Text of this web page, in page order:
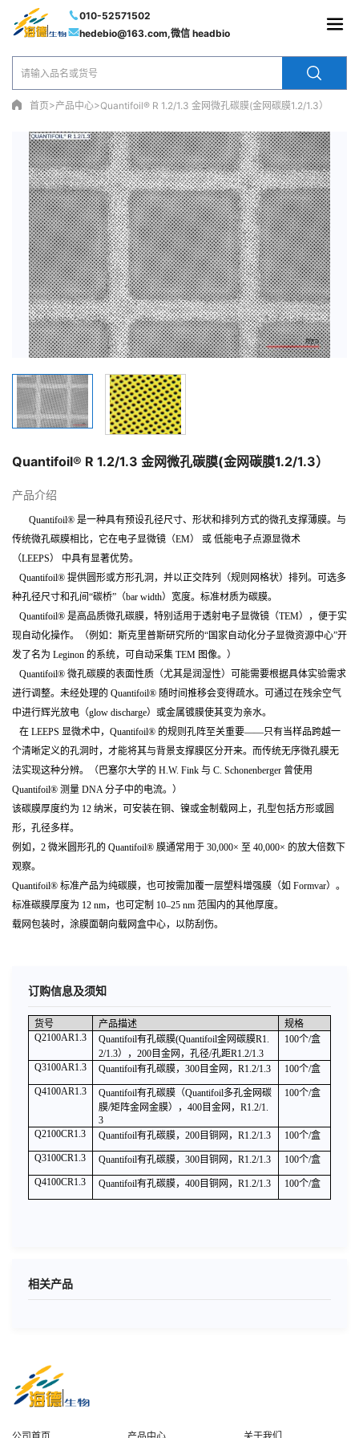
010-52571502
hedebio@163.com,微信 headbio
首页>产品中心>Quantifoil® R 1.2/1.3 金网微孔碳膜(金网碳膜1.2/1.3）
Quantifoil® R 1.2/1.3 金网微孔碳膜(金网碳膜1.2/1.3）
产品介绍
Quantifoil® 是一种具有预设孔径尺寸、形状和排列方式的微孔支撑薄膜。与
传统微孔碳膜相比，它在电子显微镜（EM） 或 低能电子点源显微术
（LEEPS） 中具有显著优势。
Quantifoil® 提供圆形或方形孔洞，并以正交阵列（规则网格状）排列。可选多
种孔径尺寸和孔间“碳桥”（bar width）宽度。标准材质为碳膜。
Quantifoil® 是高品质微孔碳膜，特别适用于透射电子显微镜（TEM），便于实
现自动化操作。（例如：斯克里普斯研究所的“国家自动化分子显微资源中心”开
发了名为 Leginon 的系统，可自动采集 TEM 图像。）
Quantifoil® 微孔碳膜的表面性质（尤其是润湿性）可能需要根据具体实验需求
进行调整。未经处理的 Quantifoil® 随时间推移会变得疏水。可通过在残余空气
中进行辉光放电（glow discharge）或金属镀膜使其变为亲水。
在 LEEPS 显微术中，Quantifoil® 的规则孔阵至关重要——只有当样品跨越一
个清晰定义的孔洞时，才能将其与背景支撑膜区分开来。而传统无序微孔膜无
法实现这种分辨。（巴塞尔大学的 H.W. Fink 与 C. Schonenberger 曾使用
Quantifoil® 测量 DNA 分子中的电流。）
该碳膜厚度约为 12 纳米，可安装在铜、镍或金制载网上，孔型包括方形或圆
形，孔径多样。
例如，2 微米圆形孔的 Quantifoil® 膜通常用于 30,000× 至 40,000× 的放大倍数下
观察。
Quantifoil® 标准产品为纯碳膜，也可按需加覆一层塑料增强膜（如 Formvar）。
标准碳膜厚度为 12 nm，也可定制 10–25 nm 范围内的其他厚度。
载网包装时，涂膜面朝向载网盒中心，以防刮伤。
订购信息及须知
货号 产品描述
规格
Q2100AR1.3
Quantifoil有孔碳膜(Quantifoil金网碳膜R1.
2/1.3），200目金网，孔径/孔距R1.2/1.3
100个/盒
Q3100AR1.3 Quantifoil有孔碳膜，300目金网，R1.2/1.3 100个/盒
Q4100AR1.3
Quantifoil有孔碳膜（Quantifoil多孔金网碳
膜/矩阵金网金膜），400目金网，R1.2/1.
3
100个/盒
Q2100CR1.3 Quantifoil有孔碳膜，200目铜网，R1.2/1.3 100个/盒
Q3100CR1.3
Quantifoil有孔碳膜，300目铜网，R1.2/1.3 100个/盒
Q4100CR1.3
Quantifoil有孔碳膜，400目铜网，R1.2/1.3 100个/盒
相关产品